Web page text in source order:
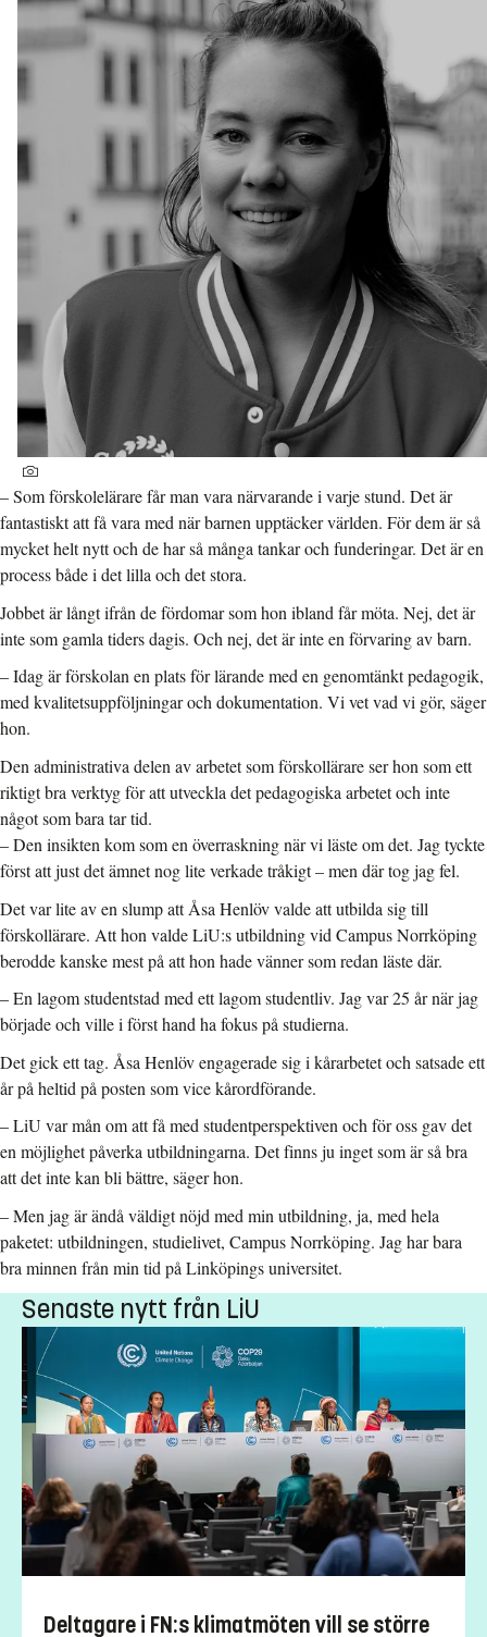
– Som förskolelärare får man vara närvarande i varje stund. Det är
fantastiskt att få vara med när barnen upptäcker världen. För dem är så
mycket helt nytt och de har så många tankar och funderingar. Det är en
process både i det lilla och det stora.
Jobbet är långt ifrån de fördomar som hon ibland får möta. Nej, det är
inte som gamla tiders dagis. Och nej, det är inte en förvaring av barn.
– Idag är förskolan en plats för lärande med en genomtänkt pedagogik,
med kvalitetsuppföljningar och dokumentation. Vi vet vad vi gör, säger
hon.
Den administrativa delen av arbetet som förskollärare ser hon som ett
riktigt bra verktyg för att utveckla det pedagogiska arbetet och inte
något som bara tar tid.
– Den insikten kom som en överraskning när vi läste om det. Jag tyckte
först att just det ämnet nog lite verkade tråkigt – men där tog jag fel.
Det var lite av en slump att Åsa Henlöv valde att utbilda sig till
förskollärare. Att hon valde LiU:s utbildning vid Campus Norrköping
berodde kanske mest på att hon hade vänner som redan läste där.
– En lagom studentstad med ett lagom studentliv. Jag var 25 år när jag
började och ville i först hand ha fokus på studierna.
Det gick ett tag. Åsa Henlöv engagerade sig i kårarbetet och satsade ett
år på heltid på posten som vice kårordförande.
– LiU var mån om att få med studentperspektiven och för oss gav det
en möjlighet påverka utbildningarna. Det finns ju inget som är så bra
att det inte kan bli bättre, säger hon.
– Men jag är ändå väldigt nöjd med min utbildning, ja, med hela
paketet: utbildningen, studielivet, Campus Norrköping. Jag har bara
bra minnen från min tid på Linköpings universitet.
Senaste nytt från LiU
Deltagare i FN:s klimatmöten vill se större